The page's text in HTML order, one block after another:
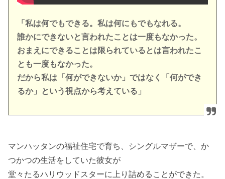
「私は何でもできる。私は何にもでもなれる。
誰かにできないと言われたことは一度もなかった。
おまえにできることは限られているとは言われたこ
とも一度もなかった。
だから私は「何ができないか」ではなく「何ができ
るか」という視点から考えている」
マンハッタンの福祉住宅で育ち、シングルマザーで、か
つかつの生活をしていた彼女が
堂々たるハリウッドスターに上り詰めることができた。